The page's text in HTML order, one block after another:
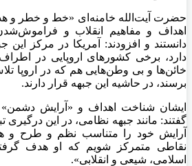
حضرت آیت‌الله خامنه‌ای «خط و خطر و
اهداف و مفاهیم انقلاب و
دانستند و افزودند: آمریکا در مرکز
دارد، برخی کشورهای اروپایی در
خائن‌ها و بی وطن‌هایی هم که در اروپا
برسند، در حاشیه این جبهه قرار دارند.
ایشان شناخت اهداف و «آرایش
گفتند: مانند جبهه نظامی، در این درگیری
آرایش خود را متناسب نظم و طرح و
نقاطی متمرکز شویم که او هدف
اسلامی، شیعی و انقلابی».